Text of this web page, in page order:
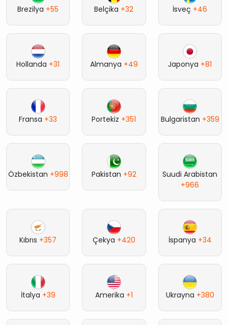
Brezilya +55 Belçika +32 İsveç +46
Hollanda +31 Almanya +49 Japonya +81
Fransa +33 Portekiz +351 Bulgaristan +359
Özbekistan +998 Pakistan +92
Suudi Arabistan
+966
Kıbrıs +357 Çekya +420 İspanya +34
İtalya +39 Amerika +1 Ukrayna +380